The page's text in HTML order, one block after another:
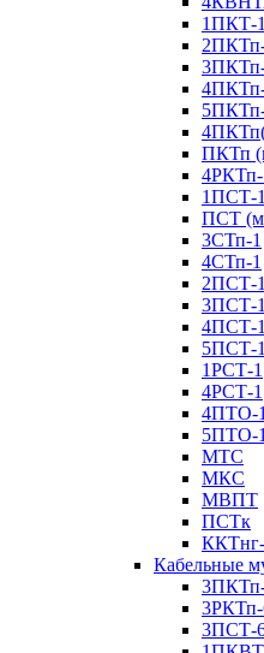
1ПКТ-
ПКТп
4РКТп-
1ПСТ-
ПСТ
3СТп-1
4СТп-1
2ПСТ-1
3ПСТ-1
4ПСТ-1
5ПСТ-1
1РСТ-1
4РСТ-1
4ПТО-1
5ПТО-1
МТС
МКС
МВПТ
ПСТк
Кабельные
3ПСТ-